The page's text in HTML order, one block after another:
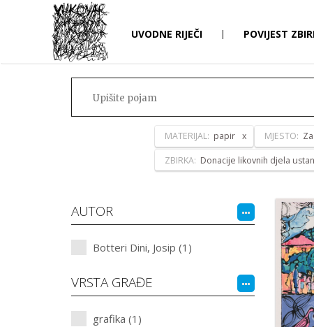
UVODNE RIJEČI | POVIJEST
MATERIJAL: papir MJESTO:
ZBIRKA: Donacije likovnih djela
AUTOR
Botteri Dini, Josip (1)
VRSTA GRAĐE
grafika (1)